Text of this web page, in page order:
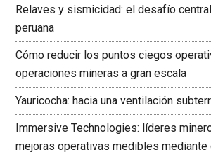
Relaves y sismicidad: el desafío
peruana
Cómo reducir los puntos ciegos
operaciones mineras a gran escala
Yauricocha: hacia una ventilación
Immersive Technologies: líderes
mejoras operativas medibles